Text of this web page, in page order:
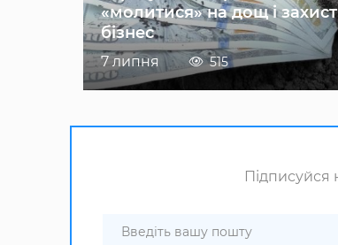
«молитися» на дощ і
бізнес
7 липня 515
Підписуйся